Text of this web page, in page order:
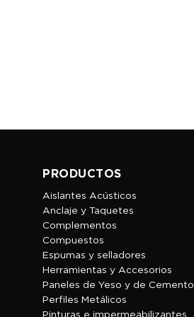
PRODUCTOS
Aislantes Acústicos
Anclaje y Taquetes
Complementos
Compuestos
Espumas y selladores
Herramientas y Accesorios
Paneles de Yeso y de Cemento
Perfiles Metálicos
Pinturas e impermeabilizantes